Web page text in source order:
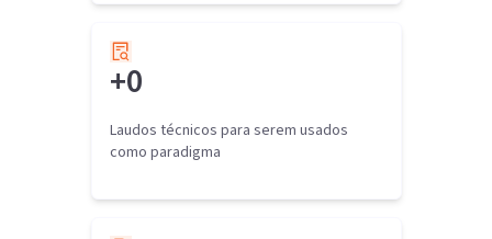
+0
Laudos técnicos para serem usados
como paradigma